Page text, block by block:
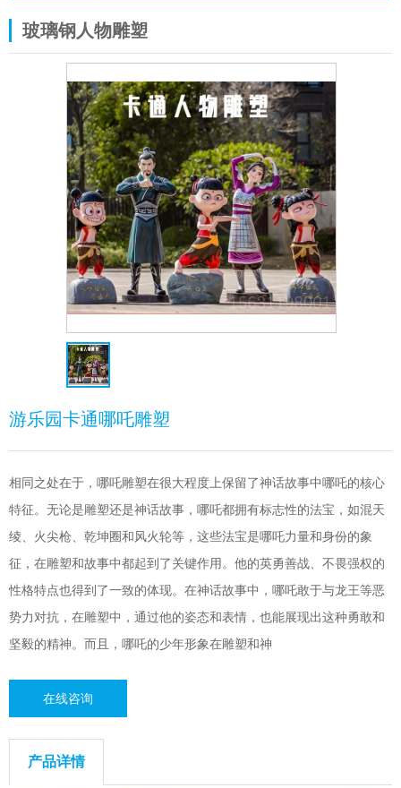
玻璃钢人物雕塑
游乐园卡通哪吒雕塑
相同之处在于，哪吒雕塑在很大程度上保留了神话故事中哪吒的核心
特征。无论是雕塑还是神话故事，哪吒都拥有标志性的法宝，如混天
绫、火尖枪、乾坤圈和风火轮等，这些法宝是哪吒力量和身份的象
征，在雕塑和故事中都起到了关键作用。他的英勇善战、不畏强权的
性格特点也得到了一致的体现。在神话故事中，哪吒敢于与龙王等恶
势力对抗，在雕塑中，通过他的姿态和表情，也能展现出这种勇敢和
坚毅的精神。而且，哪吒的少年形象在雕塑和神
在线咨询
产品详情